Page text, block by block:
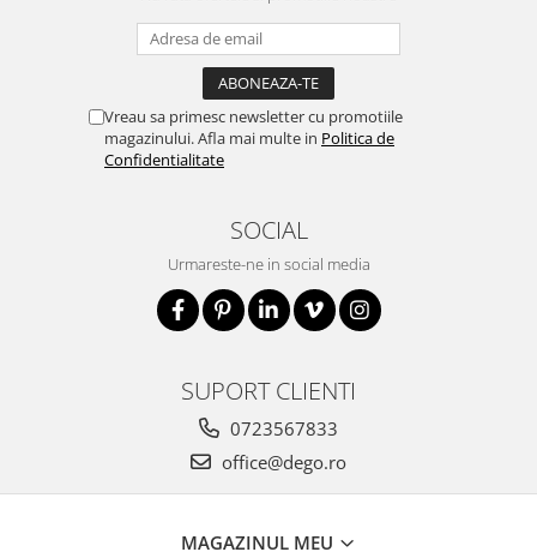
Vreau sa primesc newsletter cu promotiile
magazinului. Afla mai multe in Politica de
Confidentialitate
SOCIAL
Urmareste-ne in social media
SUPORT CLIENTI
0723567833
office@dego.ro
MAGAZINUL MEU